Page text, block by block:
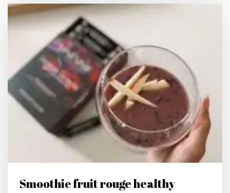
Smoothie fruit rouge healthy